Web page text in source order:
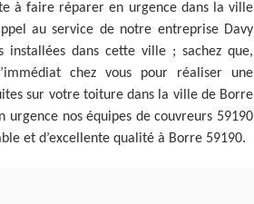
à faire réparer en urgence dans la ville
au service de notre entreprise Davy
installées dans cette ville ; sachez que,
chez vous pour réaliser une
sur votre toiture dans la ville de Borre
nos équipes de couvreurs 59190
et d’excellente qualité à Borre 59190.